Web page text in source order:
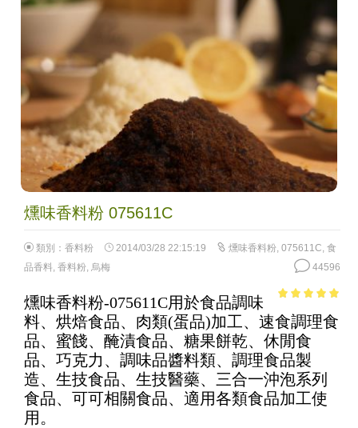
燻味香料粉 075611C
類別： 香料粉 2014/03/28 22:15:19 燻味香料粉, 075611C, 食
品香料, 香料粉, 烏梅 44596
5
燻味香料粉-075611C用於食品調味
料、烘焙食品、肉類(蛋品)加工、速食調理食
品、蜜餞、醃漬食品、糖果餅乾、休閒食
品、巧克力、調味品醬料類、調理食品製
造、生技食品、生技醫藥、三合一沖泡系列
食品、可可相關食品、適用各類食品加工使
用。